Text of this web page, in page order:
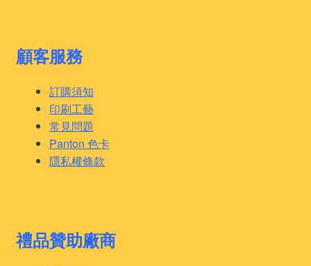
顧客服務
訂購須知
印刷工藝
常見問題
Panton 色卡
隱私權條款
禮品贊助廠商